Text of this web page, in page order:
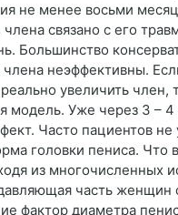
не менее восьми
связано с его
Большинство
члена неэффективны.
увеличить член,
модель. Уже через 3 –
Часто пациентов не
головки пениса. Что
из многочисленных
часть женщин
фактор диаметра